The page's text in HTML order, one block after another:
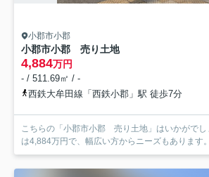
小郡市小郡
小郡市小郡 売り土地
4,884万円
- / 511.69㎡ / -
西鉄大牟田線「西鉄小郡」駅 徒歩7分
こちらの「小郡市小郡 売り土地」はいかがでし
は4,884万円で、幅広い方からニーズもあります